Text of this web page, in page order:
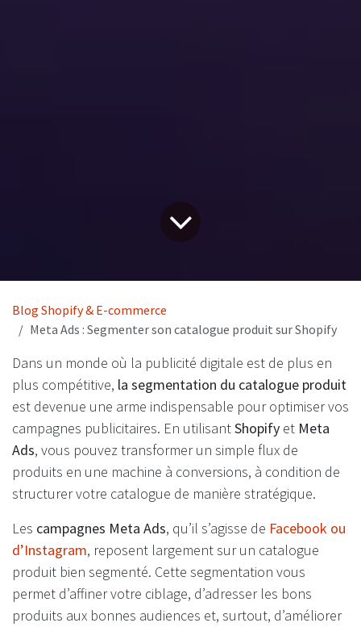
Blog Shopify & E-commerce
Meta Ads : Segmenter son catalogue produit sur Shopify
Dans un monde où la publicité digitale est de plus en
plus compétitive, la segmentation du catalogue produit
est devenue une arme indispensable pour optimiser vos
campagnes publicitaires. En utilisantShopify et Meta
Ads, vous pouvez transformer un simple flux de
produits en une machine à conversions, à condition de
structurer votre catalogue de manière stratégique.
Les campagnes Meta Ads, qu’il s’agisse de Facebook ou
d’Instagram, reposent largement sur un catalogue
produit bien segmenté. Cette segmentation vous
permet d’affiner votre ciblage, d’adresser les bons
produits aux bonnes audiences et, surtout, d’améliorer